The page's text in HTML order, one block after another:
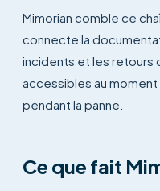
Mimorian comble ce
connecte la
incidents et les retours
accessibles au
pendant la panne.
Ce que fait